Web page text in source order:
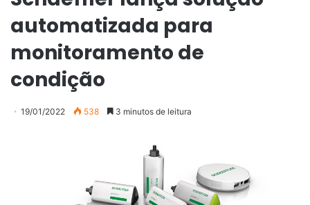
automatizada para
monitoramento de
condição
19/01/2022 538 3 minutos de leitura